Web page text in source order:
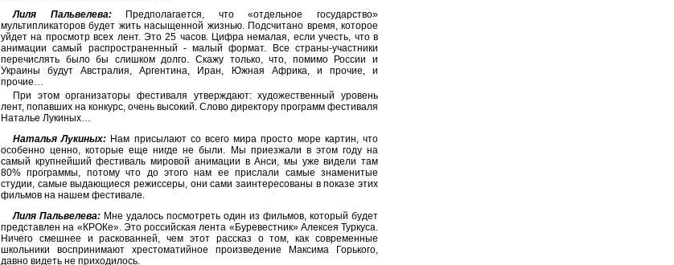
Лиля Пальвелева:Предполагается, что «отдельное государство»
мультипликаторов будет жить насыщенной жизнью. Подсчитано время, которое
уйдет на просмотр всех лент. Это 25 часов. Цифра немалая, если учесть, что в
анимации самый распространенный - малый формат. Все страны-участники
перечислять было бы слишком долго. Скажу только, что, помимо России и
Украины будут Австралия, Аргентина, Иран, Южная Африка, и прочие, и
прочие…
При этом организаторы фестиваля утверждают: художественный уровень
лент, попавших на конкурс, очень высокий. Слово директору программ фестиваля
Наталье Лукиных…
Наталья Лукиных: Нам присылают со всего мира просто море картин, что
особенно ценно, которые еще нигде не были. Мы приезжали в этом году на
самый крупнейший фестиваль мировой анимации в Анси, мы уже видели там
80% программы, потому что до этого нам ее прислали самые знаменитые
студии, самые выдающиеся режиссеры, они сами заинтересованы в показе этих
фильмов на нашем фестивале.
Лиля Пальвелева: Мне удалось посмотреть один из фильмов, который будет
представлен на «КРОКе». Это российская лента «Буревестник» Алексея Туркуса.
Ничего смешнее и раскованней, чем этот рассказ о том, как современные
школьники воспринимают хрестоматийное произведение Максима Горького,
давно видеть не приходилось.